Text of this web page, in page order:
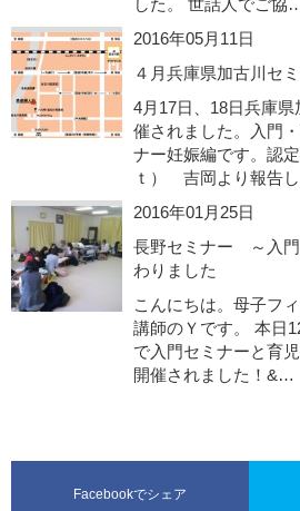
2016年05月11日
４月兵庫県加古川セ
4月17日、18日兵庫
催されました。入門
ナー妊娠編です。認
ｔ） 吉岡より報告
2016年01月25日
長野セミナー ～入門
わりました
こんにちは。母子フ
講師のＹです。 本日
で入門セミナーと育
開催されました！&…
Facebookでシェア